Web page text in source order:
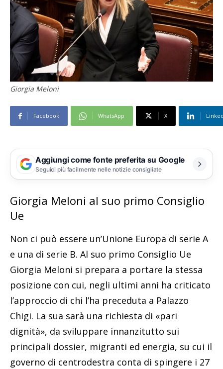
Giorgia Meloni
Facebook WhatsApp X
Aggiungi come fonte preferita su Google
Seguici più facilmente nelle notizie consigliate
Giorgia Meloni al suo primo Consiglio
Ue
Non ci può essere un’Unione Europa di serie A
e una di serie B. Al suo primo Consiglio Ue
Giorgia Meloni si prepara a portare la stessa
posizione con cui, negli ultimi anni ha criticato
l’approccio di chi l’ha preceduta a Palazzo
Chigi. La sua sarà una richiesta di «pari
dignità», da sviluppare innanzitutto sui
principali dossier, migranti ed energia, su cui il
governo di centrodestra conta di spingere i 27